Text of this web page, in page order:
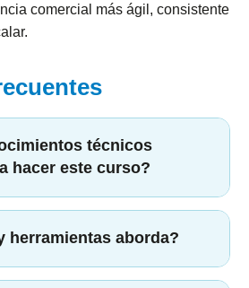
comercial más ágil, consistente
técnicos
hacer este curso?
herramientas aborda?